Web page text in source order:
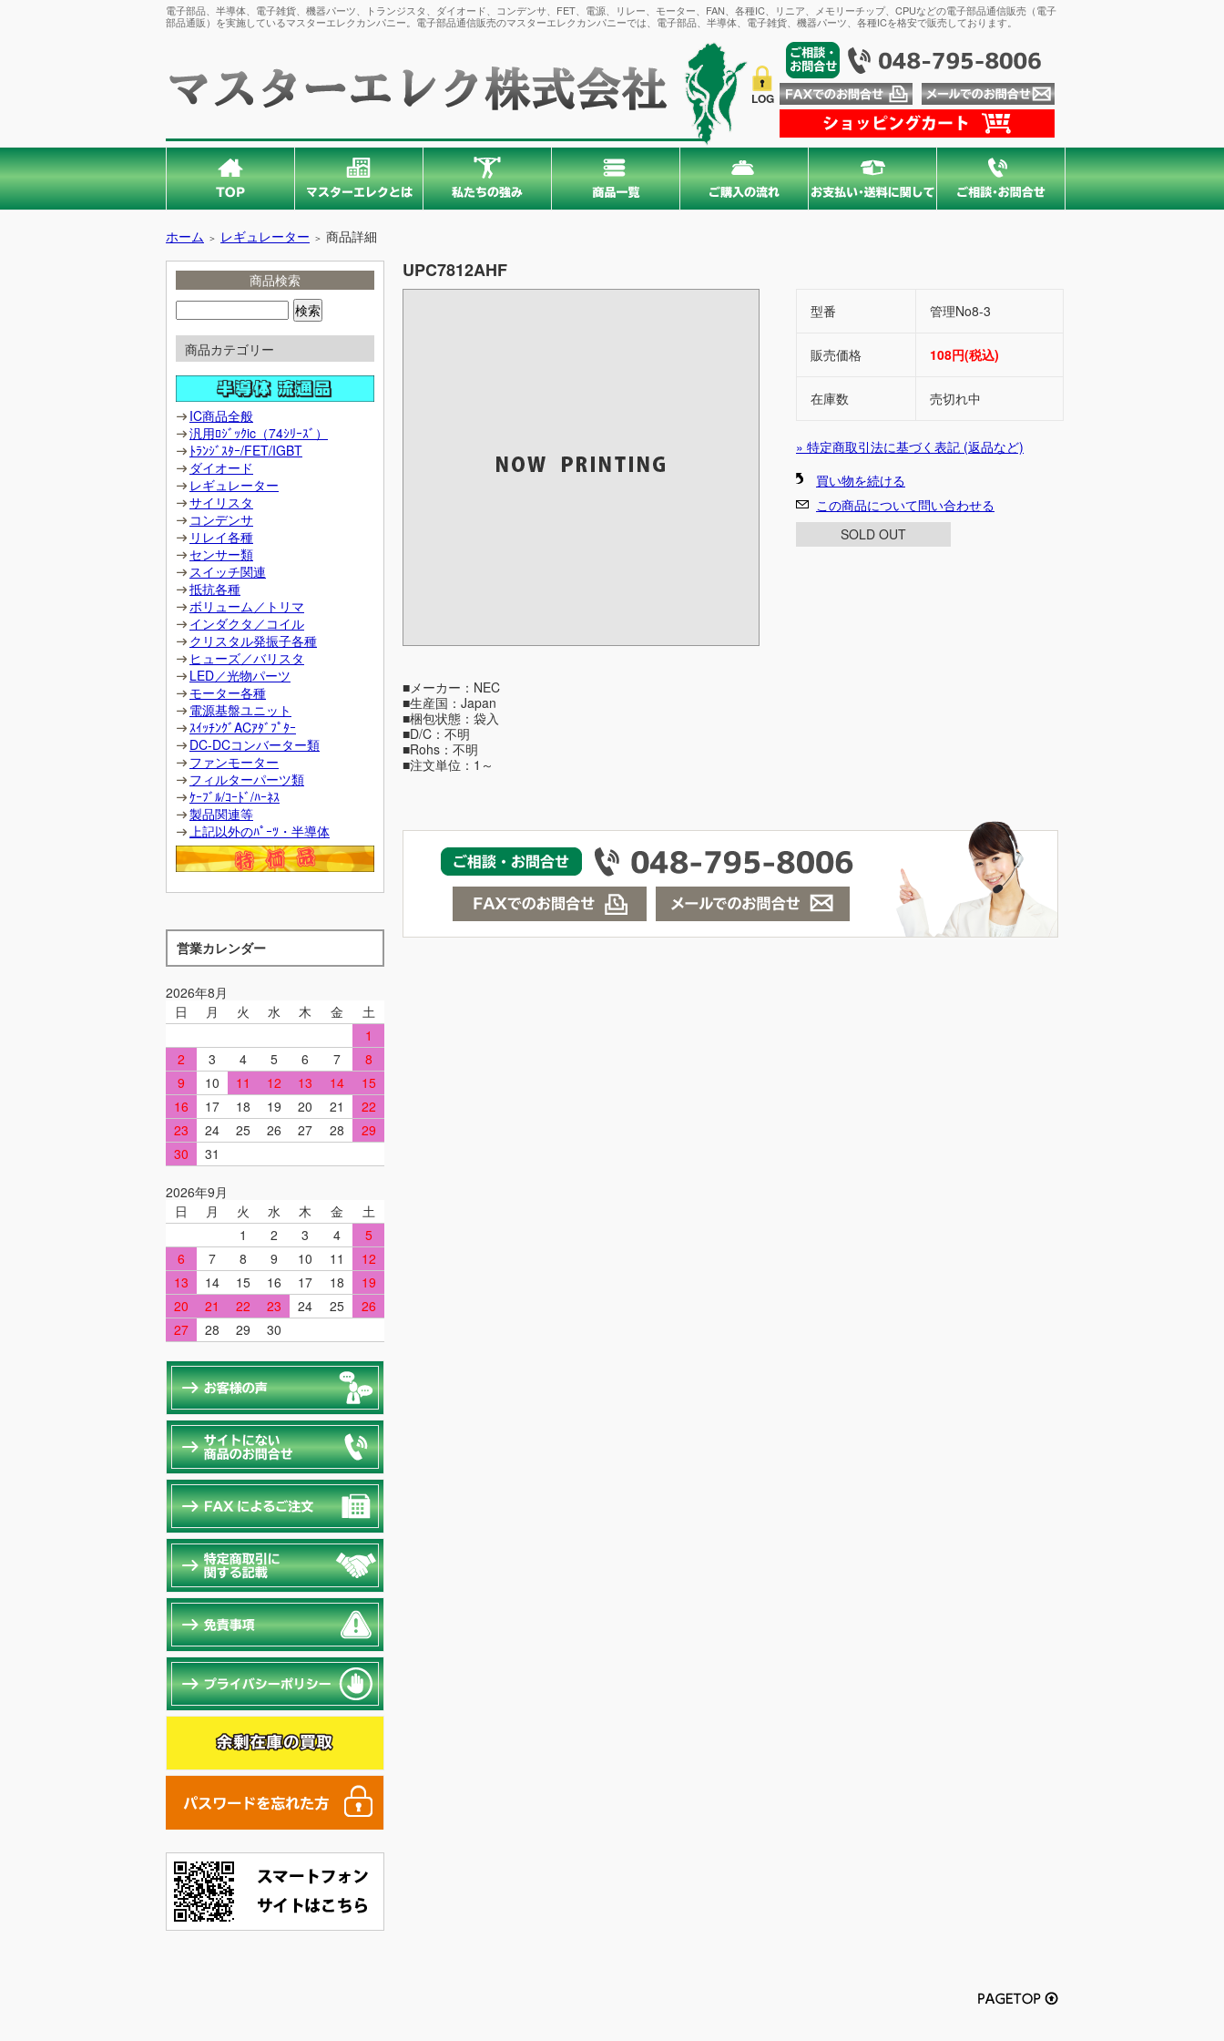
電子部品、半導体、電子雑貨、機器パーツ、トランジスタ、ダイオード、コンデンサ、FET、電源、リレー、モーター、FAN、各種IC、リニア、メモリーチップ、CPUなどの電子部品通信販売（電子
部品通販）を実施しているマスターエレクカンパニー。電子部品通信販売のマスターエレクカンパニーでは、電子部品、半導体、電子雑貨、機器パーツ、各種ICを格安で販売しております。
LOG
ホーム ＞ レギュレーター ＞ 商品詳細
商品検索
商品カテゴリー
IC商品全般
汎用ﾛｼﾞｯｸic（74ｼﾘｰｽﾞ）
ﾄﾗﾝｼﾞｽﾀｰ/FET/IGBT
ダイオード
レギュレーター
サイリスタ
コンデンサ
リレイ各種
センサー類
スイッチ関連
抵抗各種
ボリューム／トリマ
インダクタ／コイル
クリスタル発振子各種
ヒューズ／バリスタ
LED／光物パーツ
モーター各種
電源基盤ユニット
ｽｲｯﾁﾝｸﾞACｱﾀﾞﾌﾟﾀｰ
DC-DCコンバーター類
ファンモーター
フィルターパーツ類
ｹｰﾌﾞﾙ/ｺｰﾄﾞ/ﾊｰﾈｽ
製品関連等
上記以外のﾊﾟｰﾂ・半導体
営業カレンダー
2026年8月
日
月 火 水 木 金
土
1
2
3 4 5 6 7
8
9
10 11 12 13 14
15
16
17 18 19 20 21
22
23
24 25 26 27 28
29
30
31
2026年9月
日
月 火 水 木 金
土
1
2 3 4
5
6
7 8 9 10 11
12
13
14 15 16 17 18
19
20
21 22 23 24 25
26
27
28 29 30
UPC7812AHF
型番 管理No8-3
販売価格 108円(税込)
在庫数 売切れ中
» 特定商取引法に基づく表記 (返品など)
買い物を続ける
この商品について問い合わせる
SOLD OUT
■メーカー：NEC
■生産国：Japan
■梱包状態：袋入
■D/C：不明
■Rohs：不明
■注文単位：1～